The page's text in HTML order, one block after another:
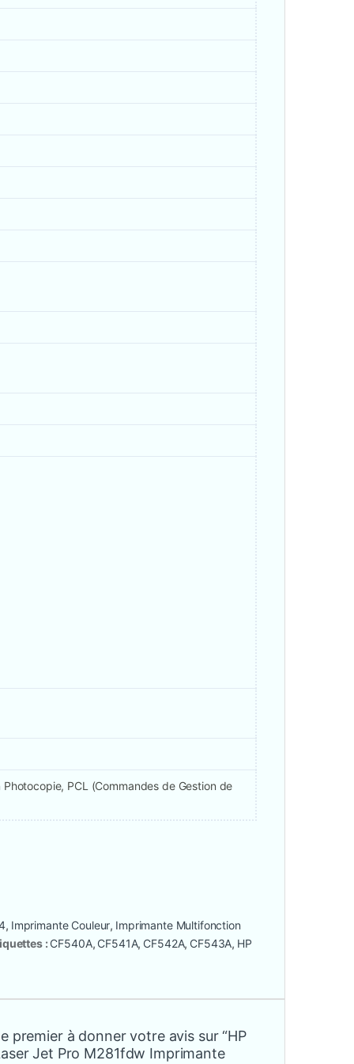
PCL (Commandes de Gestion de
, Imprimante Couleur, Imprimante Multifonction
: CF540A, CF541A, CF542A, CF543A, HP
premier à donner votre avis sur “HP
Jet Pro M281fdw Imprimante